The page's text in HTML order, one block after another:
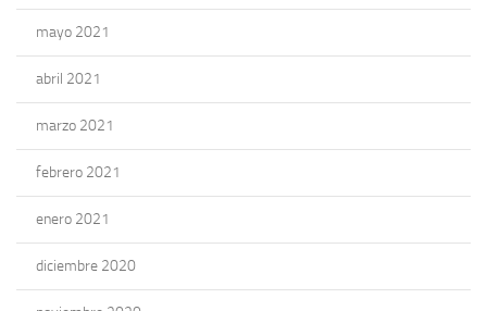
mayo 2021
abril 2021
marzo 2021
febrero 2021
enero 2021
diciembre 2020